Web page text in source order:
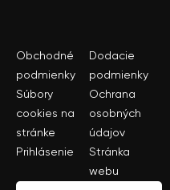
Obchodné
podmienky
Dodacie
podmienky
Súbory
cookies na
stránke
Ochrana
osobných
údajov
Prihlásenie
Stránka
webu